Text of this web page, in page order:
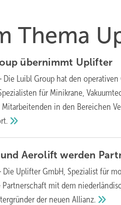
Thema
übernimmt Uplifter
- Die Luibl Group hat den
für Minikrane,
in den Bereichen
Aerolift werden
Die Uplifter GmbH, Spezialist für
Partnerschaft mit dem
der neuenAllianz.